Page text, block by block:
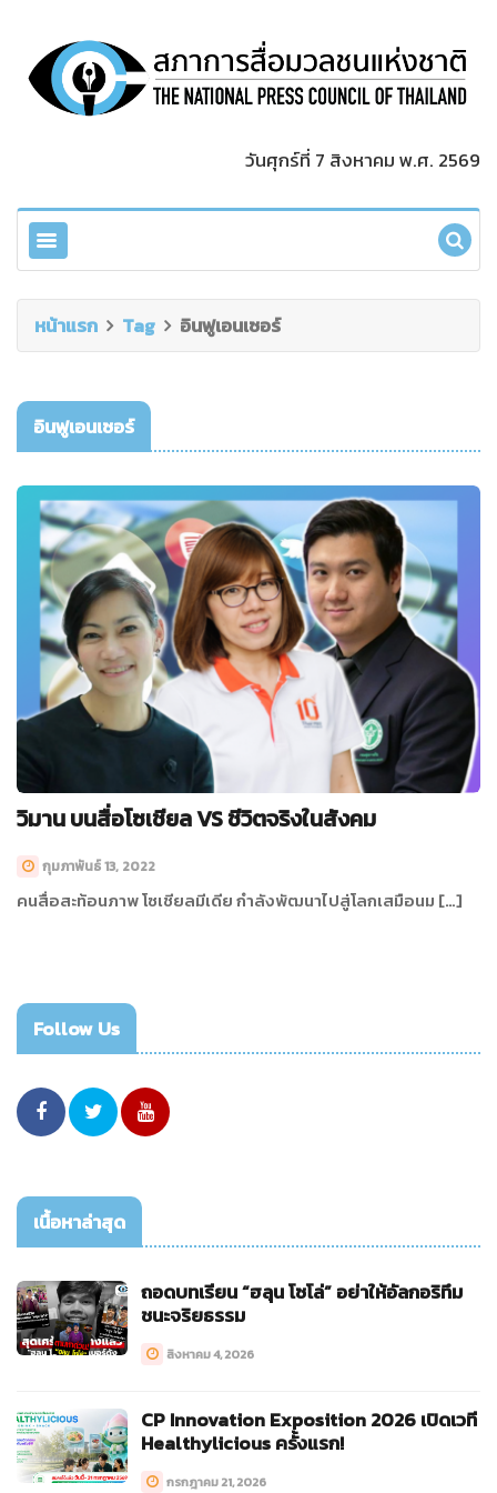
วันศุกร์ที่ 7 สิงหาคม พ.ศ. 2569
หน้าแรก Tag อินฟูเอนเซอร์
อินฟูเอนเซอร์
วิมาน บนสื่อโซเชียล VS ชีวิตจริงในสังคม
กุมภาพันธ์ 13, 2022
คนสื่อสะท้อนภาพ โซเชียลมีเดีย กำลังพัฒนาไปสู่โลกเสมือนม […]
Follow Us
เนื้อหาล่าสุด
ถอดบทเรียน “ฮลุน โซโล่” อย่าให้อัลกอริทึม
ชนะจริยธรรม
สิงหาคม 4, 2026
CP Innovation Exposition 2026 เปิดเวที
Healthylicious ครั้งแรก!
กรกฎาคม 21, 2026